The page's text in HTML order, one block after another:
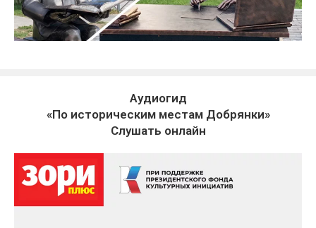
Аудиогид
«По историческим местам Добрянки»
Слушать онлайн